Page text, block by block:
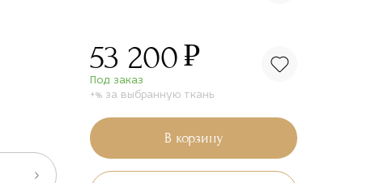
53 200₽
Под заказ
+% за выбранную ткань
В корзину